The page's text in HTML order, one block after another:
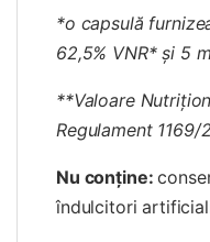
*o capsulă
62,5% VNR* și 5
**Valoare
Regulament 1169/
Nu conține:
îndulcitori